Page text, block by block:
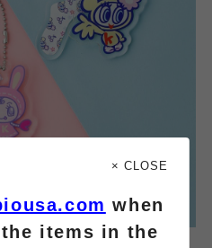
× CLOSE
when
items in the